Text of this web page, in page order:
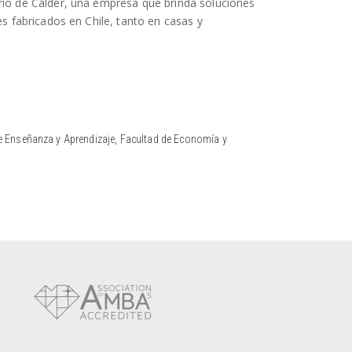
fabricados en Chile, tanto en casas y
y Aprendizaje, Facultad de Economía y